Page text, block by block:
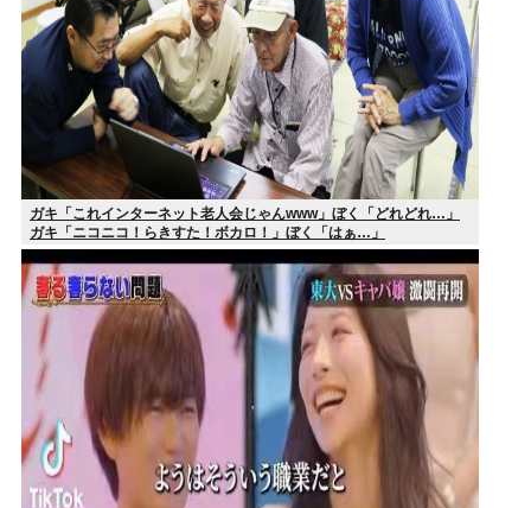
ガキ「これインターネット老人会じゃんwww」ぼく「どれどれ…」
ガキ「ニコニコ！らきすた！ボカロ！」ぼく「はぁ…」